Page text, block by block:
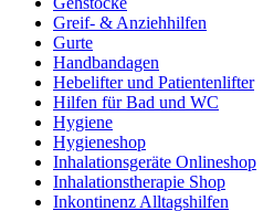
Greif- & Anziehhilfen
Gurte
Handbandagen
Hebelifter und Patientenlifter
Hilfen für Bad und WC
Hygiene
Hygieneshop
Inhalationsgeräte Onlineshop
Inhalationstherapie Shop
Inkontinenz Alltagshilfen